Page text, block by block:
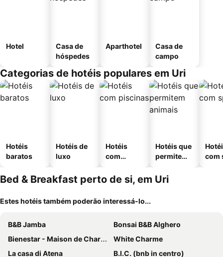
Hotel
Casa de
hóspedes
Aparthotel
Casa de
campo
Categorias de hotéis populares em Uri
Hotéis
baratos
Hotéis de
luxo
Hotéis
com
Hotéis que
permitem
com
Bed & Breakfast perto de si, em Uri
Estes hotéis também poderão interessá-lo...
B&B Jamba
Bonsai B&B Alghero
Bienestar - Maison de Charme
White Charme
La casa di Atena
B.I.C. (bnb in centro)